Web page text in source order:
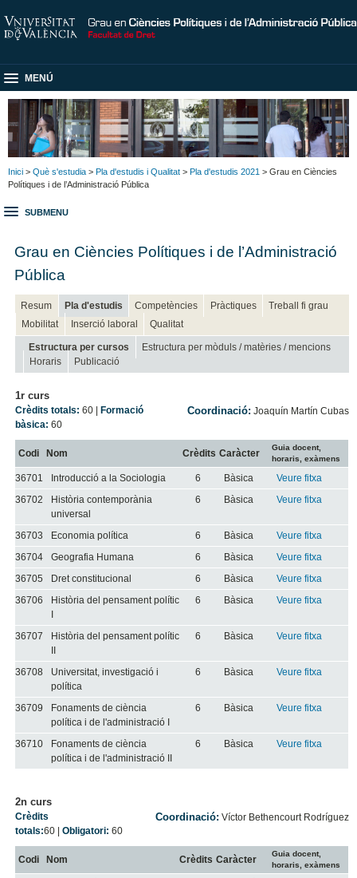
MENÚ
Inici > Què s'estudia > Pla d'estudis i Qualitat > Pla d'estudis 2021 > Grau en Ciències
Polítiques i de l’Administració Pública
SUBMENU
Grau en Ciències Polítiques i de l’Administració
Pública
Resum Pla d'estudis Competències Pràctiques
Treball fi grau
Mobilitat
Inserció laboral Qualitat
Estructura per cursos
Estructura per mòduls / matèries / mencions
Horaris
Publicació
1r curs
Coordinació: Joaquín Martín Cubas
Crèdits totals: 60
Formació
bàsica: 60
Codi Nom Crèdits Caràcter
Guia docent,
horaris, exàmens
36701 Introducció a la Sociologia 6 Bàsica
Veure fitxa
36702
Història contemporània
universal
6 Bàsica Veure fitxa
36703 Economia política 6 Bàsica
Veure fitxa
36704
Geografia Humana 6 Bàsica
Veure fitxa
36705
Dret constitucional 6 Bàsica
Veure fitxa
36706
Història del pensament polític
6 Bàsica Veure fitxa
36707
Història del pensament polític
6 Bàsica Veure fitxa
36708
Universitat, investigació i
política
6 Bàsica Veure fitxa
36709
Fonaments de ciència
política i de l'administració I
6 Bàsica Veure fitxa
36710
Fonaments de ciència
política i de l'administració II
6 Bàsica Veure fitxa
2n curs
Coordinació: Víctor Bethencourt Rodríguez
Crèdits
totals:60 |Obligatori: 60
Codi Nom Crèdits Caràcter
Guia docent,
horaris, exàmens